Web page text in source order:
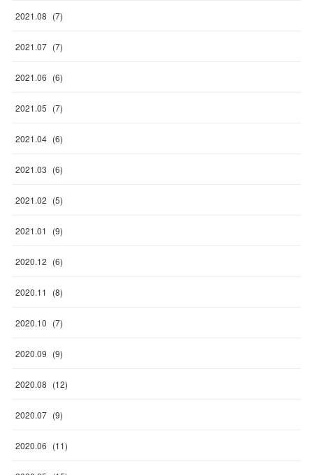
2021.08 (7)
2021.07 (7)
2021.06 (6)
2021.05 (7)
2021.04 (6)
2021.03 (6)
2021.02 (5)
2021.01 (9)
2020.12 (6)
2020.11 (8)
2020.10 (7)
2020.09 (9)
2020.08 (12)
2020.07 (9)
2020.06 (11)